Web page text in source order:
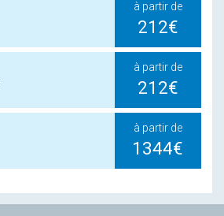
à partir de
212€
à partir de
212€
à partir de
1344€